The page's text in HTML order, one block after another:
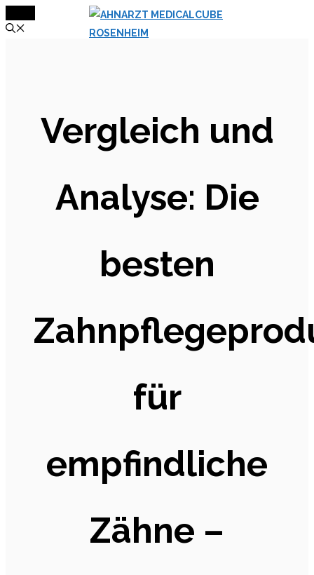
Inhalt
Vergleich und
Analyse: Die
besten
für
empfindliche
Zähne –